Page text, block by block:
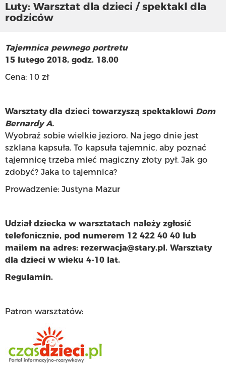
Luty: Warsztat dla dzieci / spektakl dla
rodziców
Tajemnica pewnego portretu
15 lutego 2018, godz. 18.00
Cena: 10 zł
Warsztaty dla dzieci towarzyszą spektaklowi Dom
Bernardy A.
Wyobraź sobie wielkie jezioro. Na jego dnie jest
szklana kapsuła. To kapsuła tajemnic, aby poznać
tajemnicę trzeba mieć magiczny złoty pył. Jak go
zdobyć? Jaka to tajemnica?
Prowadzenie: Justyna Mazur
Udział dziecka w warsztatach należy zgłosić
telefonicznie, pod numerem 12 422 40 40 lub
mailem na adres: rezerwacja@stary.pl. Warsztaty
dla dzieci w wieku 4-10 lat.
Regulamin.
Patron warsztatów: